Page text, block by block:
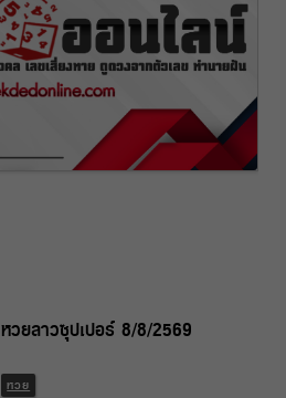
หวยลาวซุปเปอร์ 8/8/2569
หวย